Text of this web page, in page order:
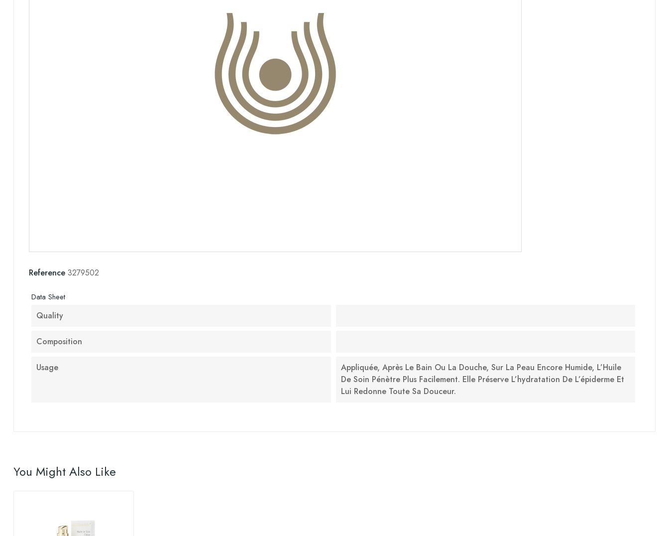
Reference 3279502
Data Sheet
Quality
Composition
Usage
Appliquée, Après Le Bain Ou La Douche, Sur La Peau Encore Humide, L’Huile
De Soin Pénètre Plus Facilement. Elle Préserve L’hydratation De L’épiderme Et
Lui Redonne Toute Sa Douceur.
You Might Also Like